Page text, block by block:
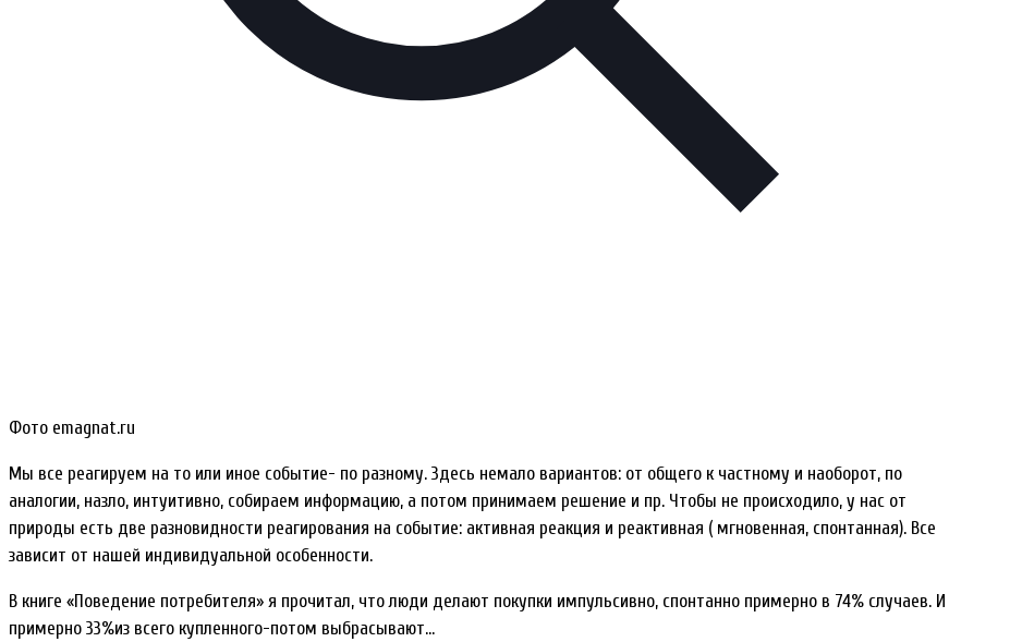
Фото emagnat.ru
Мы все реагируем на то или иное событие- по разному. Здесь немало вариантов: от общего к частному и наоборот, по
аналогии, назло, интуитивно, собираем информацию, а потом принимаем решение и пр. Чтобы не происходило, у нас от
природы есть две разновидности реагирования на событие: активная реакция и реактивная ( мгновенная, спонтанная). Все
зависит от нашей индивидуальной особенности.
В книге «Поведение потребителя» я прочитал, что люди делают покупки импульсивно, спонтанно примерно в 74% случаев. И
примерно 33%из всего купленного-потом выбрасывают…